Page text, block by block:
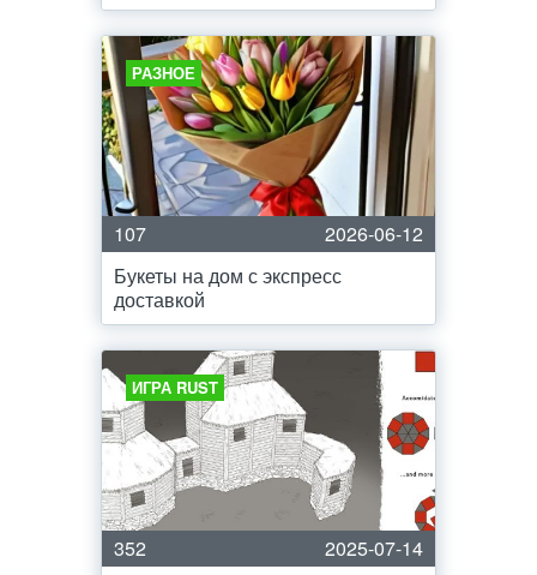
РАЗНОЕ
107
2026-06-12
Букеты на дом с экспресс
доставкой
ИГРА RUST
352
2025-07-14